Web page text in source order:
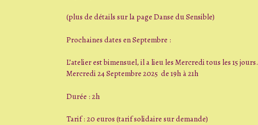
(plus de détails sur la page Danse du Sensible)
Prochaines dates en Septembre :
L’atelier est bimensuel, il a lieu les Mercredi tous les 15 jours.
Mercredi 24 Septembre 2025 de 19h à 21h
Durée : 2h
Tarif : 20 euros (tarif solidaire sur demande)